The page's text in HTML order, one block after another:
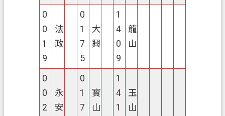
0
0
1
9
法
政
0
1
7
5
大
興
1
4
0
9
龍
山
0
0
2
永
安
0
1
7
寶
山
1
4
1
玉
山